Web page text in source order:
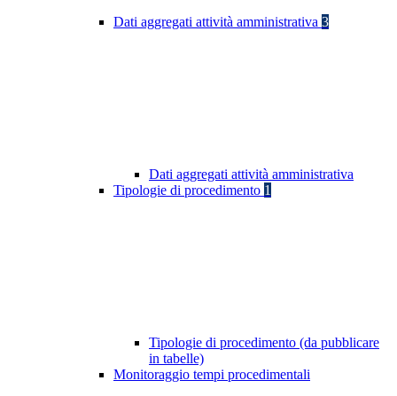
Dati aggregati attività amministrativa 3
Dati aggregati attività amministrativa
Tipologie di procedimento 1
Tipologie di procedimento (da pubblicare
in tabelle)
Monitoraggio tempi procedimentali